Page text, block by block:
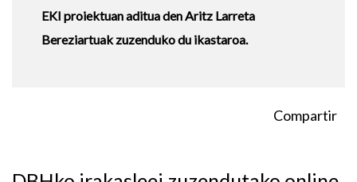
EKI proiektuan aditua den Aritz Larreta
Bereziartuak zuzenduko du ikastaroa.
Compartir